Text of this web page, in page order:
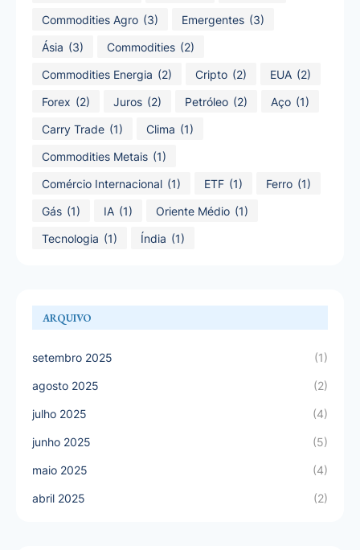
Commodities Agro (3) Emergentes (3)
Ásia (3) Commodities (2)
Commodities Energia (2) Cripto (2) EUA (2)
Forex (2) Juros (2) Petróleo (2) Aço (1)
Carry Trade (1) Clima (1)
Commodities Metais (1)
Comércio Internacional (1) ETF (1) Ferro (1)
Gás (1) IA (1) Oriente Médio (1)
Tecnologia (1) Índia (1)
ARQUIVO
setembro 2025 (1)
agosto 2025 (2)
julho 2025 (4)
junho 2025 (5)
maio 2025 (4)
abril 2025 (2)